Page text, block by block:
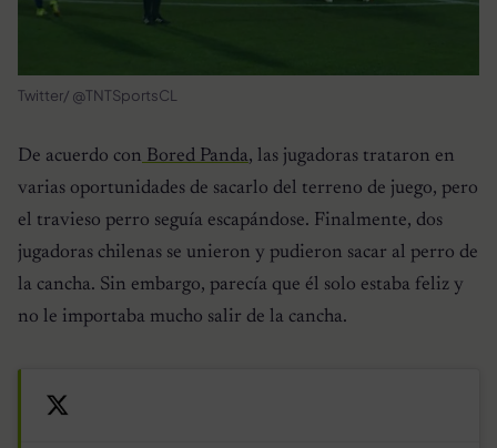
Twitter/ @TNTSportsCL
De acuerdo con Bored Panda, las jugadoras trataron en
varias oportunidades de sacarlo del terreno de juego, pero
el travieso perro seguía escapándose. Finalmente, dos
jugadoras chilenas se unieron y pudieron sacar al perro de
la cancha. Sin embargo, parecía que él solo estaba feliz y
no le importaba mucho salir de la cancha.